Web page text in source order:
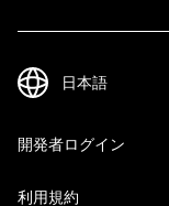
開発者ログイン
利用規約